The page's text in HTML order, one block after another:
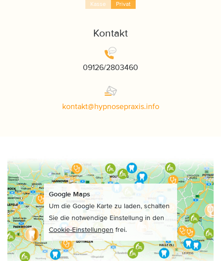
Kasse Privat
Kontakt
09126/2803460
kontakt@hypnosepraxis.info
Google Maps
Um die Google Karte zu laden, schalten
Sie die notwendige Einstellung in den
Cookie-Einstellungen frei.